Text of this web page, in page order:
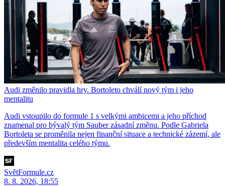
Audi změnilo pravidla hry. Bortoleto chválí nový tým i jeho
mentalitu
Audi vstoupilo do formule 1 s velkými ambicemi a jeho příchod
znamenal pro bývalý tým Sauber zásadní změnu. Podle Gabriela
Bortoleta se proměnila nejen finanční situace a technické zázemí, ale
především mentalita celého týmu.
SvětFormule.cz
8. 8. 2026, 18:55